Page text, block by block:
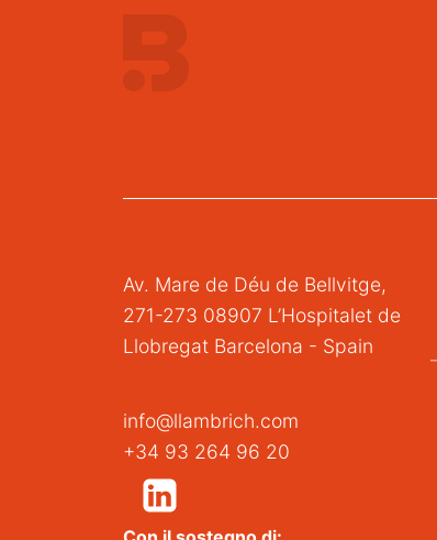
Av. Mare de Déu de Bellvitge,
271-273 08907 L’Hospitalet de
Llobregat Barcelona - Spain
info@llambrich.com
+34 93 264 96 20